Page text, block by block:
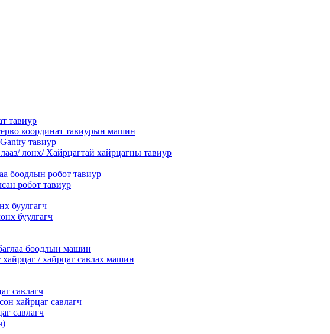
тавиур
координат тавиурын машин
тавиур
лонх/ Хайрцагтай хайрцагны тавиур
боодлын робот тавиур
робот тавиур
буулгагч
буулгагч
боодлын машин
/ хайрцаг савлах машин
савлагч
хайрцаг савлагч
савлагч